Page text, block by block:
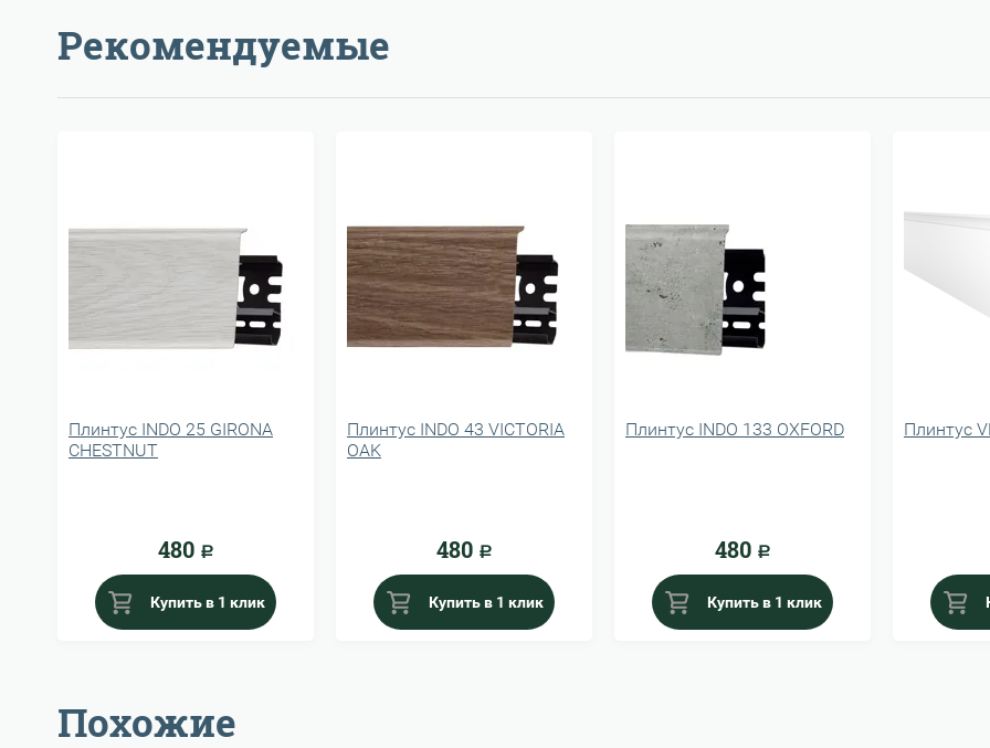
Рекомендуемые
Плинтус INDO 25 GIRONA
CHESTNUT
480 Р
Купить в 1 клик
Плинтус INDO 43 VICTORIA
OAK
480 Р
Купить в 1 клик
Плинтус INDO 133 OXFORD
480 Р
Купить в 1 клик
Плинтус
Похожие